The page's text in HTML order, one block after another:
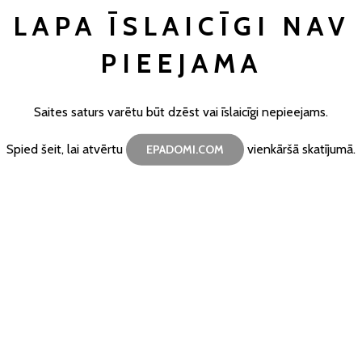
LAPA ĪSLAICĪGI NAV
PIEEJAMA
Saites saturs varētu būt dzēst vai īslaicīgi nepieejams.
Spied šeit, lai atvērtu EPADOMI.COM vienkāršā skatījumā.